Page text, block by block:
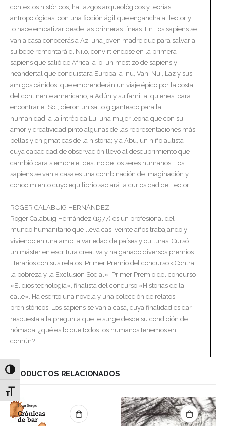
Alternar alto contraste
Alternar tamaño de letra
contextos históricos, hallazgos arqueológicos y teorías
antropológicas, con una ficción ágil que engancha al lector y
lo hace empatizar desde las primeras líneas. En Los sapiens se
van a casa conocerás a Az, una joven madre que para salvar a
su bebé remontará el Nilo, convirtiéndose en la primera
sapiens que salió de África; a Ío, un mestizo de sapiens y
neandertal que conquistará Europa; a Inu, Van, Nui, Laz y sus
amigos cánidos, que emprenderán un viaje épico por la costa
del continente americano; a Adún y su familia, quienes, para
encontrar el Sol, dieron un salto gigantesco para la
humanidad; a la intrépida Lu, una mujer leona que con su
amor y creatividad pintó algunas de las representaciones más
bellas y enigmáticas de la historia; y a Abu, un niño autista
cuya capacidad de observación llevó al descubrimiento que
cambió para siempre el destino de los seres humanos. Los
sapiens se van a casa es una combinación de imaginación y
conocimiento cuyo equilibrio saciará la curiosidad del lector.
ROGER CALABUIG HERNÁNDEZ
Roger Calabuig Hernández (1977) es un profesional del
mundo humanitario que lleva casi veinte años trabajando y
viviendo en una amplia variedad de países y culturas. Cursó
un máster en escritura creativa y ha ganado diversos premios
literarios con sus relatos: Primer Premio del concurso «Contra
la pobreza y la Exclusión Social», Primer Premio del concurso
«El dios tecnología», finalista del concurso «Historias de la
calle». Ha escrito una novela y una colección de relatos
prehistóricos, Los sapiens se van a casa, cuya finalidad es dar
respuesta a la pregunta que le surge desde su condición de
nómada: ¿qué es lo que todos los humanos tenemos en
común?
PRODUCTOS RELACIONADOS